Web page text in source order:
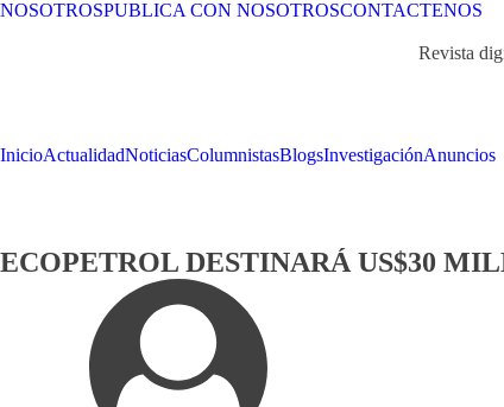
NOSOTROSPUBLICA CON NOSOTROSCONTACTENOS
Revista
InicioActualidadNoticiasColumnistasBlogsInvestigaciónAnuncios
ECOPETROL DESTINARÁ US$30